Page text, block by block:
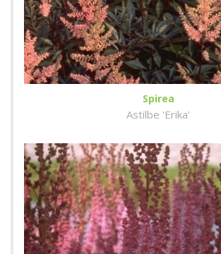
Spirea
Astilbe 'Erika'